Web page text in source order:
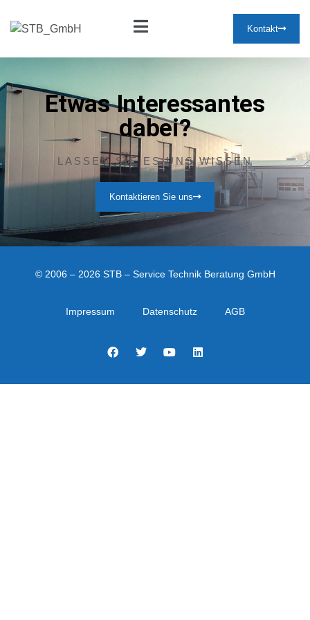
Kontakt
Etwas Interessantes
dabei?
LASSEN SIE ES UNS WISSEN
Kontaktieren Sie uns
© 2006 – 2026 STB – Service Technik Beratung GmbH
Impressum Datenschutz AGB